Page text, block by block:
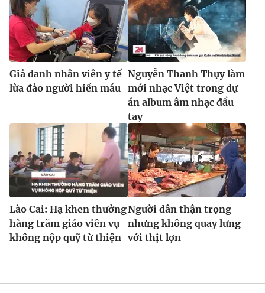
Giả danh nhân viên y tế
lừa đảo người hiến máu
Nguyễn Thanh Thụy làm
mới nhạc Việt trong dự
án album âm nhạc đầu
tay
Lào Cai: Hạ khen thưởng
hàng trăm giáo viên vụ
không nộp quỹ từ thiện
Người dân thận trọng
nhưng không quay lưng
với thịt lợn